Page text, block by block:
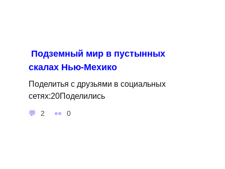
Подземный мир в пустынных
скалах Нью-Мехико
Поделитья с друзьями в социальных
сетях:20Поделились
2 0